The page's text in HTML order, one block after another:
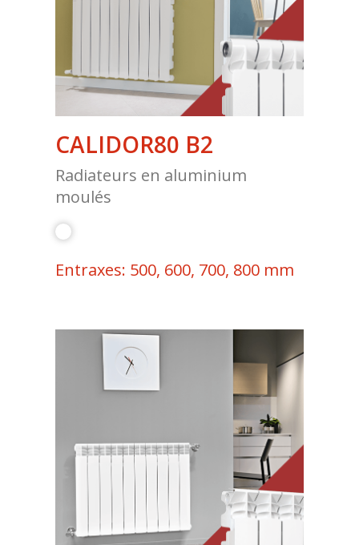
CALIDOR80 B2
Radiateurs en aluminium
moulés
Entraxes: 500, 600, 700, 800 mm